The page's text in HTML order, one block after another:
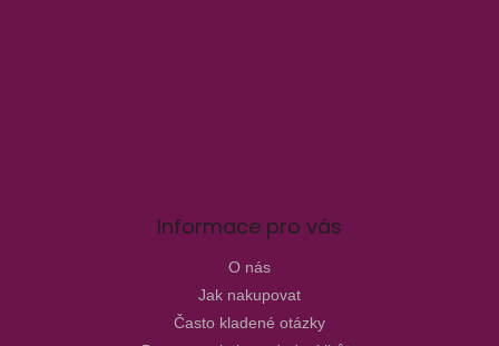
Informace pro vás
O nás
Jak nakupovat
Často kladené otázky